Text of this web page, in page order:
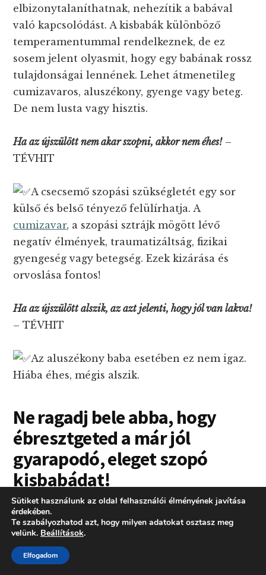
elbizonytalaníthatnak, nehezítik a babával
való kapcsolódást. A kisbabák különböző
temperamentummal rendelkeznek, de ez
sosem jelent olyasmit, hogy egy babának rossz
tulajdonságai lennének. Lehet átmenetileg
cumizavaros, aluszékony, gyenge vagy beteg.
De nem lusta vagy hisztis.
Ha az újszülött nem akar szopni, akkor nem éhes!–
TÉVHIT
A csecsemő szopási szükségletét egy sor
külső és belső tényező felülírhatja. A
cumizavar, a szopási sztrájk mögött lévő
negatív élmények, traumatizáltság, fizikai
gyengeség vagy betegség. Ezek kizárása és
orvoslása fontos!
Ha az újszülött alszik, az azt jelenti, hogy jól van lakva!
– TÉVHIT
Az aluszékony baba esetében ez nem igaz.
Hiába éhes, mégis alszik.
Ne ragadj bele abba, hogy
ébresztgeted a már jól
gyarapodó, eleget szopó
kisbabádat!
Nem szükséges ébreszteni a csecsemőt, ha
már
jól gyarapszik
Sütiket használunk az oldal felhasználói élményének javítása
érdekében.
Te szabályozhatod azt, hogy milyen adatokat osztasz meg
velünk. Beállítások.
Elfogadom